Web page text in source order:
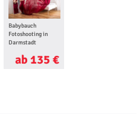
Babybauch
Fotoshooting in
Darmstadt
ab 135 €